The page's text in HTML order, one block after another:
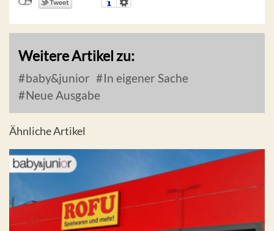
Weitere Artikel zu:
baby&junior
In eigener Sache
Neue Ausgabe
Ähnliche Artikel